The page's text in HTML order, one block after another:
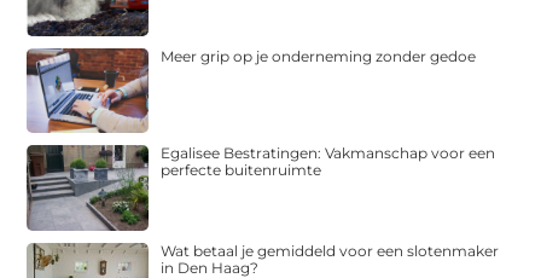
Meer grip op je onderneming zonder gedoe
Egalisee Bestratingen: Vakmanschap voor een
perfecte buitenruimte
Wat betaal je gemiddeld voor een slotenmaker
in Den Haag?